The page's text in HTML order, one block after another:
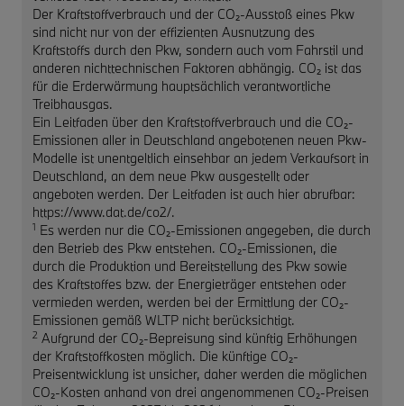
Der Kraftstoffverbrauch und der CO₂-Ausstoß eines Pkw
sind nicht nur von der effizienten Ausnutzung des
Kraftstoffs durch den Pkw, sondern auch vom Fahrstil und
anderen nichttechnischen Faktoren abhängig. CO₂ ist das
für die Erderwärmung hauptsächlich verantwortliche
Treibhausgas.
Ein Leitfaden über den Kraftstoffverbrauch und die CO₂-
Emissionen aller in Deutschland angebotenen neuen Pkw-
Modelle ist unentgeltlich einsehbar an jedem Verkaufsort in
Deutschland, an dem neue Pkw ausgestellt oder
angeboten werden. Der Leitfaden ist auch hier abrufbar:
https://www.dat.de/co2/.
1 Es werden nur die CO₂-Emissionen angegeben, die durch
den Betrieb des Pkw entstehen. CO₂-Emissionen, die
durch die Produktion und Bereitstellung des Pkw sowie
des Kraftstoffes bzw. der Energieträger entstehen oder
vermieden werden, werden bei der Ermittlung der CO₂-
Emissionen gemäß WLTP nicht berücksichtigt.
2 Aufgrund der CO₂-Bepreisung sind künftig Erhöhungen
der Kraftstoffkosten möglich. Die künftige CO₂-
Preisentwicklung ist unsicher, daher werden die möglichen
CO₂-Kosten anhand von drei angenommenen CO₂-Preisen